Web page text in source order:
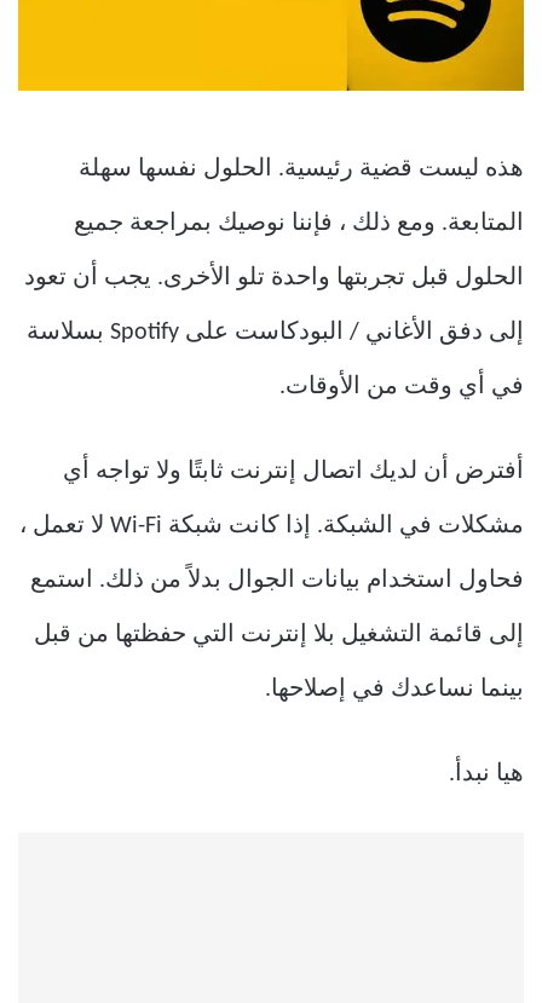
هذه ليست قضية رئيسية. الحلول نفسها سهلة
المتابعة. ومع ذلك ، فإننا نوصيك بمراجعة جميع
الحلول قبل تجربتها واحدة تلو الأخرى. يجب أن تعود
إلى دفق الأغاني / البودكاست على Spotify بسلاسة
في أي وقت من الأوقات.
أفترض أن لديك اتصال إنترنت ثابتًا ولا تواجه أي
مشكلات في الشبكة. إذا كانت شبكة Wi-Fi لا تعمل ،
فحاول استخدام بيانات الجوال بدلاً من ذلك. استمع
إلى قائمة التشغيل بلا إنترنت التي حفظتها من قبل
بينما نساعدك في إصلاحها.
هيا نبدأ.